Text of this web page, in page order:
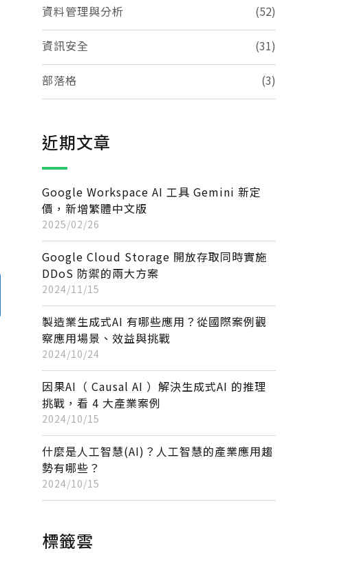
資料管理與分析 (52)
資訊安全 (31)
部落格 (3)
近期文章
Google Workspace AI 工具 Gemini 新定
價，新增繁體中文版
2025/02/26
Google Cloud Storage 開放存取同時實施
DDoS 防禦的兩大方案
2024/11/15
製造業生成式AI 有哪些應用？從國際案例觀
察應用場景、效益與挑戰
2024/10/24
因果AI（ Causal AI ）解決生成式AI 的推理
挑戰，看 4 大產業案例
2024/10/15
什麼是人工智慧(AI)？人工智慧的產業應用趨
勢有哪些？
2024/10/15
標籤雲